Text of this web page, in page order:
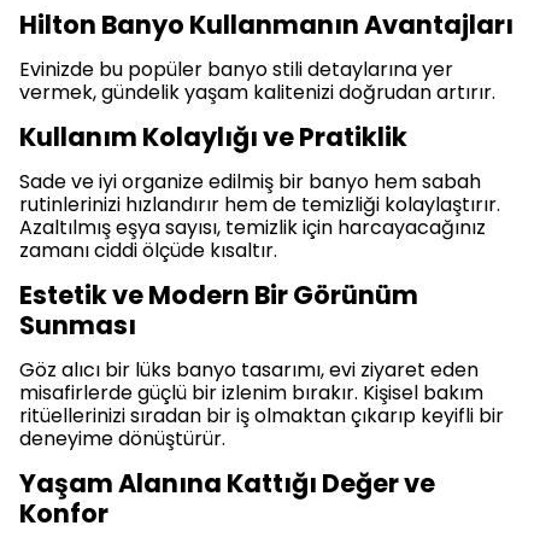
Hilton Banyo Kullanmanın Avantajları
Evinizde bu popüler banyo stili detaylarına yer
vermek, gündelik yaşam kalitenizi doğrudan artırır.
Kullanım Kolaylığı ve Pratiklik
Sade ve iyi organize edilmiş bir banyo hem sabah
rutinlerinizi hızlandırır hem de temizliği kolaylaştırır.
Azaltılmış eşya sayısı, temizlik için harcayacağınız
zamanı ciddi ölçüde kısaltır.
Estetik ve Modern Bir Görünüm
Sunması
Göz alıcı bir lüks banyo tasarımı, evi ziyaret eden
misafirlerde güçlü bir izlenim bırakır. Kişisel bakım
ritüellerinizi sıradan bir iş olmaktan çıkarıp keyifli bir
deneyime dönüştürür.
Yaşam Alanına Kattığı Değer ve
Konfor